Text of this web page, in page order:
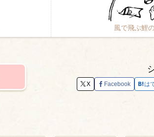
風で飛ぶ鯉
X Facebook は